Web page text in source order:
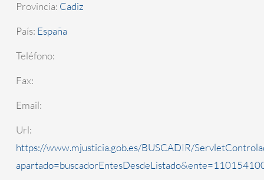
Provincia: Cadiz
País: España
Teléfono:
Fax:
Email:
Url:
https://www.mjusticia.gob.es/BUSCADIR/